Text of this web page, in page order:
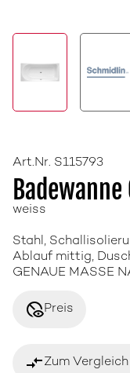
Art.Nr. S115793
Badewanne
weiss
Stahl,
Ablauf mittig,
GENAUE MASSE
disabled_visiblePreis
compare_arrowsZum